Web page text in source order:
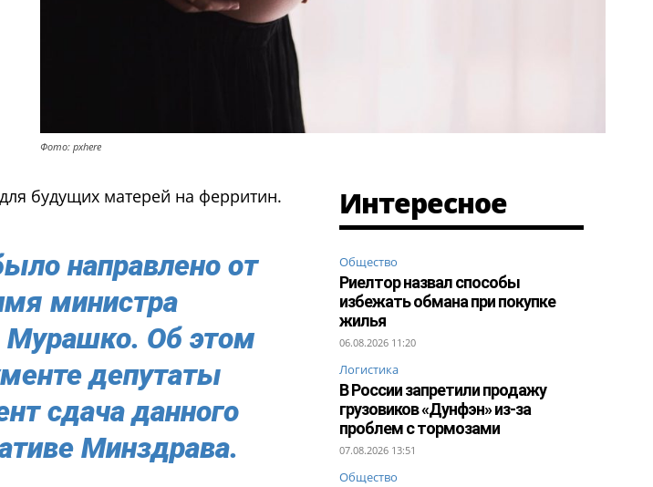
Фото: pxhere
будущих матерей на ферритин.
направлено от
министра
Мурашко. Об этом
депутаты
сдача данного
Минздрава.
Интересное
Общество
Риелтор назвал способы
избежать обмана при покупке
жилья
06.08.2026 11:20
Логистика
В России запретили продажу
грузовиков «Дунфэн» из-за
проблем с тормозами
07.08.2026 13:51
Общество